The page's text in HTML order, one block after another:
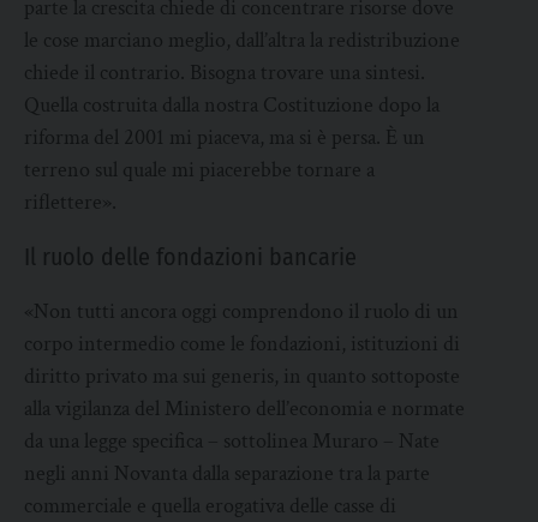
parte la crescita chiede di concentrare risorse dove
le cose marciano meglio, dall’altra la redistribuzione
chiede il contrario. Bisogna trovare una sintesi.
Quella costruita dalla nostra Costituzione dopo la
riforma del 2001 mi piaceva, ma si è persa. È un
terreno sul quale mi piacerebbe tornare a
riflettere».
Il ruolo delle fondazioni bancarie
«Non tutti ancora oggi comprendono il ruolo di un
corpo intermedio come le fondazioni, istituzioni di
diritto privato ma sui generis, in quanto sottoposte
alla vigilanza del Ministero dell’economia e normate
da una legge specifica – sottolinea Muraro – Nate
negli anni Novanta dalla separazione tra la parte
commerciale e quella erogativa delle casse di